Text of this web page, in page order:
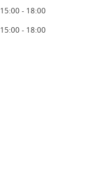
15:00 - 18:00
15:00 - 18:00